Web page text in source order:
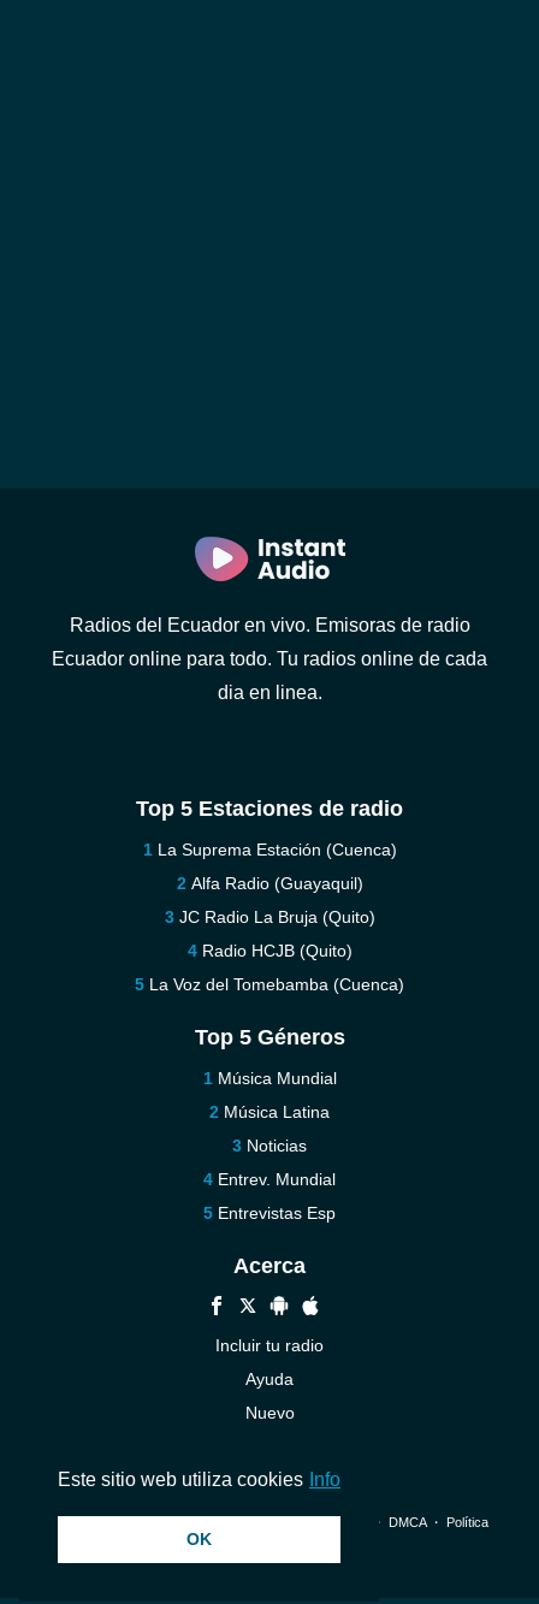
Radios del Ecuador en vivo. Emisoras de radio
Ecuador online para todo. Tu radios online de cada
dia en linea.
Top 5 Estaciones de radio
La Suprema Estación (Cuenca)
Alfa Radio (Guayaquil)
JC Radio La Bruja (Quito)
Radio HCJB (Quito)
La Voz del Tomebamba (Cuenca)
Top 5 Géneros
Música Mundial
Música Latina
Noticias
Entrev. Mundial
Entrevistas Esp
Acerca
Incluir tu radio
Ayuda
Nuevo
© 2026 InstantAudio. Reservados todos los derechos. ・ DMCA・ Política
Este sitio web utiliza cookies Info
OK